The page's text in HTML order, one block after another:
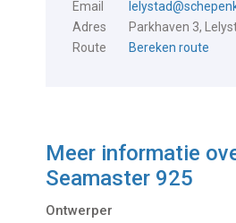
Email
Adres
Parkhaven 3,
Route
Bereken route
Meer informatie
Seamaster 925
Ontwerper